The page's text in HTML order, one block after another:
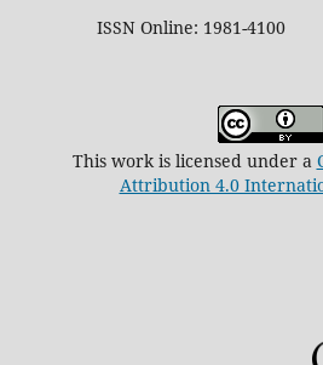
ISSN Online: 1981-4100
This work is licensed under a
Attribution 4.0